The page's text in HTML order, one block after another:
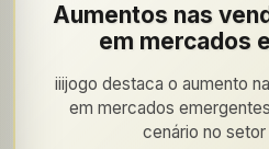
Aumentos nas
em mercados
iiijogo destaca o aumento
em mercados
cenário no